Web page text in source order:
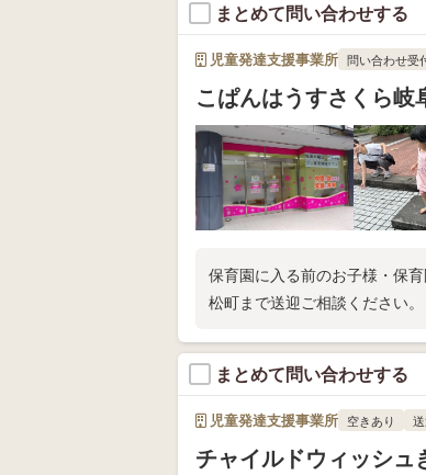
まとめて問い合わせする
児童発達支援事業所 問い合わせ受
こぱんはうすさくら岐
保育園に入る前のお子様・保
松町まで送迎ご相談ください。
まとめて問い合わせする
児童発達支援事業所 空きあり
チャイルドウィッシュ